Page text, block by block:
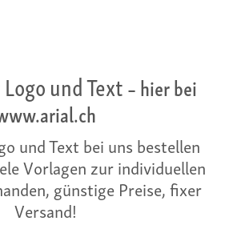
und Text– hier bei
und Text bei uns bestellen
Vorlagen zur individuellen
günstige Preise, fixer
Versand!